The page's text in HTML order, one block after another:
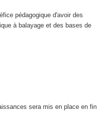
pédagogique d'avoir des
à balayage et des bases de
sera mis en place en fin